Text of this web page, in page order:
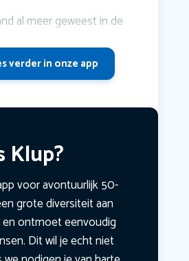
al meer geweest in de
verder in onze app
Klup?
voor avontuurlijk 50-
grote diversiteit aan
ontmoet eenvoudig
Dit wil je echt niet